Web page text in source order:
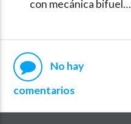
con mecánica bifuel…
No hay
comentarios